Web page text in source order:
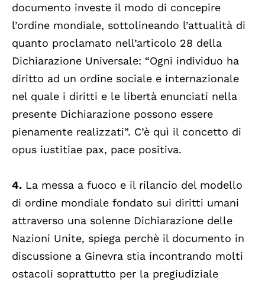
documento investe il modo di concepire
l’ordine mondiale, sottolineando l’attualità di
quanto proclamato nell’articolo 28 della
Dichiarazione Universale: “Ogni individuo ha
diritto ad un ordine sociale e internazionale
nel quale i diritti e le libertà enunciati nella
presente Dichiarazione possono essere
pienamente realizzati”. C’è quì il concetto di
opus iustitiae pax, pace positiva.
4. La messa a fuoco e il rilancio del modello
di ordine mondiale fondato sui diritti umani
attraverso una solenne Dichiarazione delle
Nazioni Unite, spiega perchè il documento in
discussione a Ginevra stia incontrando molti
ostacoli soprattutto per la pregiudiziale